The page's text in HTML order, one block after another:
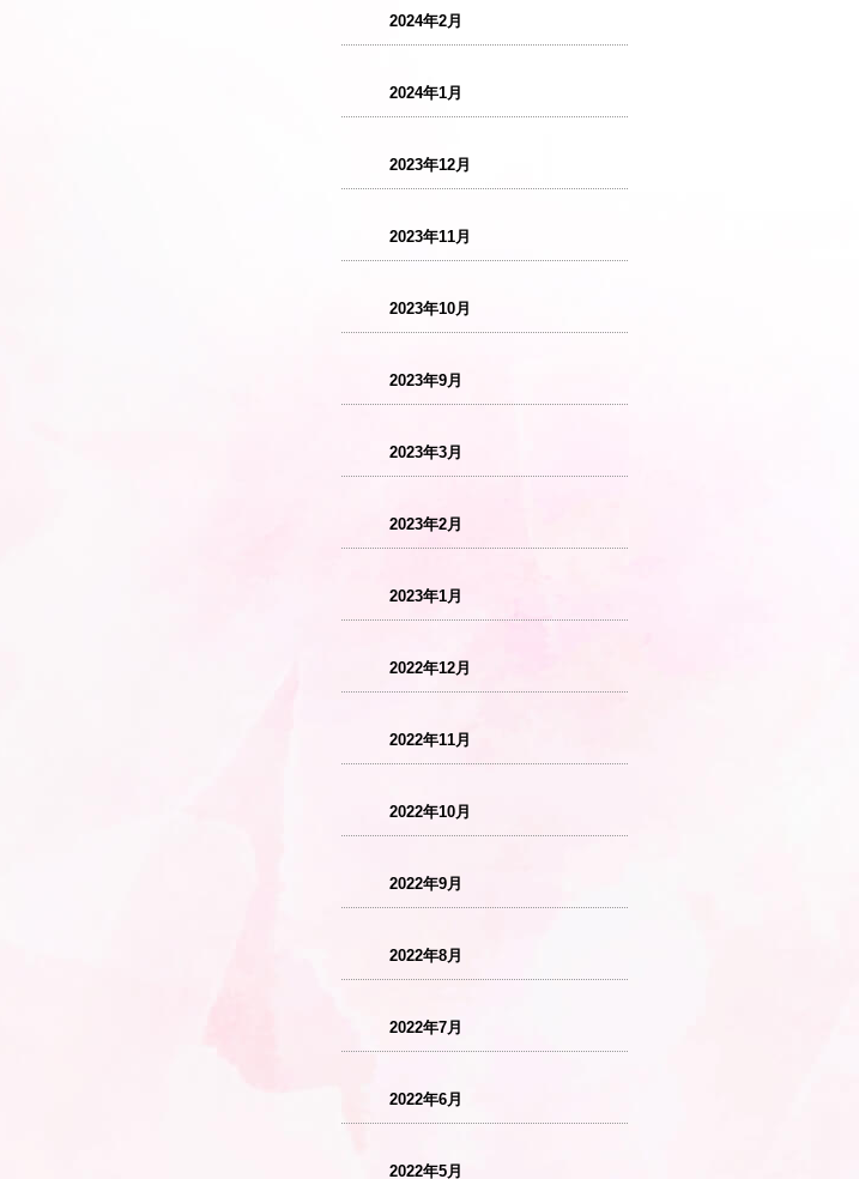
2024年2月
2024年1月
2023年12月
2023年11月
2023年10月
2023年9月
2023年3月
2023年2月
2023年1月
2022年12月
2022年11月
2022年10月
2022年9月
2022年8月
2022年7月
2022年6月
2022年5月